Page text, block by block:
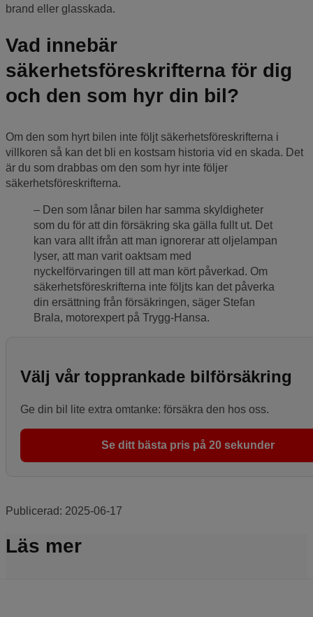
brand eller glasskada.
Vad innebär
säkerhetsföreskrifterna för dig
och den som hyr din bil?
Om den som hyrt bilen inte följt säkerhetsföreskrifterna i
villkoren så kan det bli en kostsam historia vid en skada. Det
är du som drabbas om den som hyr inte följer
säkerhetsföreskrifterna.
Den som lånar bilen har samma skyldigheter
som du för att din försäkring ska gälla fullt ut. Det
kan vara allt ifrån att man ignorerar att oljelampan
lyser, att man varit oaktsam med
nyckelförvaringen till att man kört påverkad. Om
säkerhetsföreskrifterna inte följts kan det påverka
din ersättning från försäkringen, säger Stefan
Brala, motorexpert på Trygg-Hansa.
Välj vår topprankade bilförsäkring
Ge din bil lite extra omtanke: försäkra den hos oss.
Se ditt bästa pris på 20 sekunder
Publicerad: 2025-06-17
Läs mer